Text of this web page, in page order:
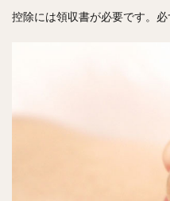
控除には領収書が必要です。